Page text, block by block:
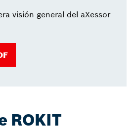
visión general del aXessor
ROKIT